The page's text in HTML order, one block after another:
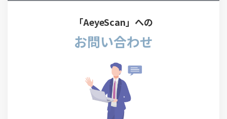
「AeyeScan」への
お問い合わせ